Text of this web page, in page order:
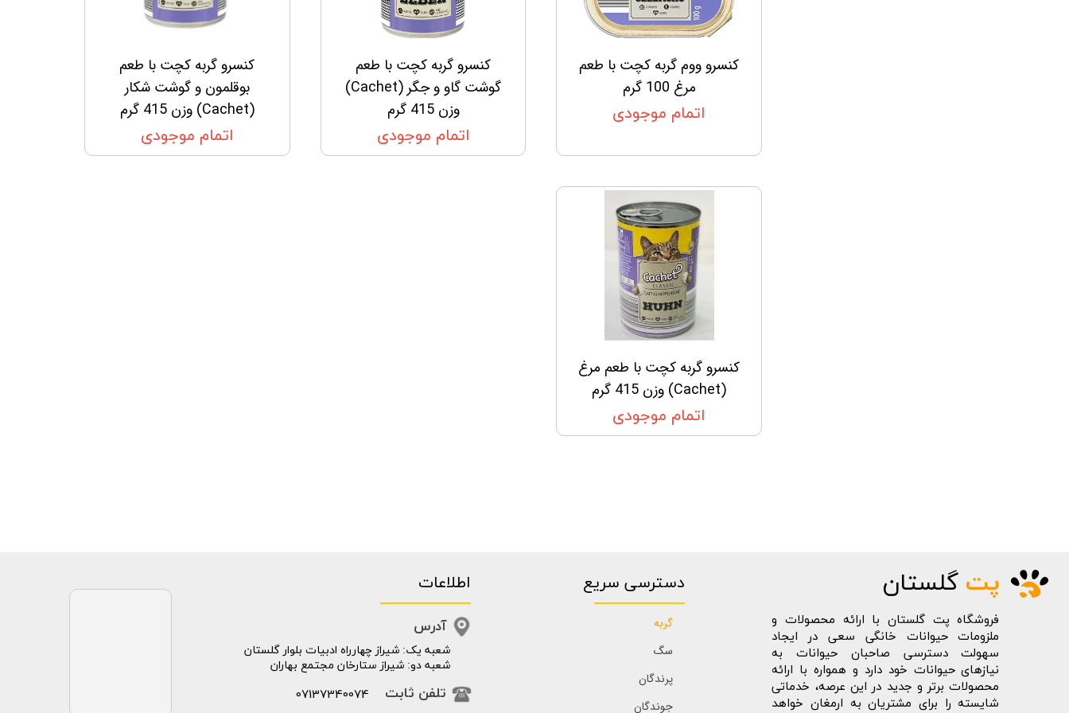
کنسرو ووم گربه کچت با طعم
مرغ 100 گرم
اتمام موجودی
کنسرو گربه کچت با طعم
گوشت گاو و جگر (Cachet)
وزن 415 گرم
اتمام موجودی
کنسرو گربه کچت با طعم
بوقلمون و گوشت شکار
(Cachet) وزن 415 گرم
اتمام موجودی
کنسرو گربه کچت با طعم مرغ
(Cachet) وزن 415 گرم
اتمام موجودی
پت گلستان
فروشگاه پت گلستان با ارائه محصولات و
ملزومات حیوانات خانگی سعی در ایجاد
سهولت دسترسی صاحبان حیوانات به
نیازهای حیوانات خود دارد و همواره با ارائه
محصولات برتر و جدید در این عرصه، خدماتی
شایسته را برای مشتریان به ارمغان خواهد
دسترسی سریع
گربه
سگ
پرندگان
جوندگان
​​شعبه یک: شیراز چهارراه ادبیات بلوار گلستان
شعبه دو: شیراز ستارخان مجتمع بهاران
اطلاعات
آدرس
تلفن ثابت 07137340074